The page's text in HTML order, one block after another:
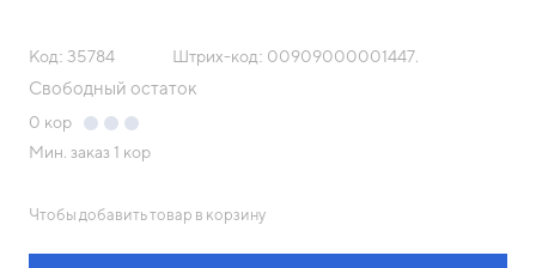
Код: 35784 Штрих-код: 00909000001447.
Свободный остаток
0 кор
Мин. заказ 1 кор
Чтобы добавить товар в корзину